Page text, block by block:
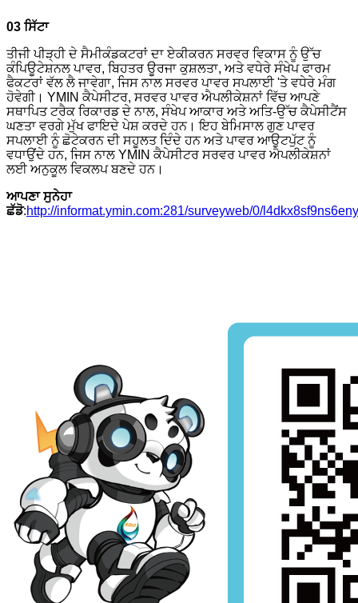
03 ਸਿੱਟਾ
ਤੀਜੀ ਪੀੜ੍ਹੀ ਦੇ ਸੈਮੀਕੰਡਕਟਰਾਂ ਦਾ ਏਕੀਕਰਨ ਸਰਵਰ ਵਿਕਾਸ ਨੂੰ ਉੱਚ
ਕੰਪਿਊਟੇਸ਼ਨਲ ਪਾਵਰ, ਬਿਹਤਰ ਊਰਜਾ ਕੁਸ਼ਲਤਾ, ਅਤੇ ਵਧੇਰੇ ਸੰਖੇਪ ਫਾਰਮ
ਫੈਕਟਰਾਂ ਵੱਲ ਲੈ ਜਾਵੇਗਾ, ਜਿਸ ਨਾਲ ਸਰਵਰ ਪਾਵਰ ਸਪਲਾਈ 'ਤੇ ਵਧੇਰੇ ਮੰਗ
ਹੋਵੇਗੀ। YMIN ਕੈਪੇਸੀਟਰ, ਸਰਵਰ ਪਾਵਰ ਐਪਲੀਕੇਸ਼ਨਾਂ ਵਿੱਚ ਆਪਣੇ
ਸਥਾਪਿਤ ਟਰੈਕ ਰਿਕਾਰਡ ਦੇ ਨਾਲ, ਸੰਖੇਪ ਆਕਾਰ ਅਤੇ ਅਤਿ-ਉੱਚ ਕੈਪੇਸੀਟੈਂਸ
ਘਣਤਾ ਵਰਗੇ ਮੁੱਖ ਫਾਇਦੇ ਪੇਸ਼ ਕਰਦੇ ਹਨ। ਇਹ ਬੇਮਿਸਾਲ ਗੁਣ ਪਾਵਰ
ਸਪਲਾਈ ਨੂੰ ਛੋਟੇਕਰਨ ਦੀ ਸਹੂਲਤ ਦਿੰਦੇ ਹਨ ਅਤੇ ਪਾਵਰ ਆਉਟਪੁੱਟ ਨੂੰ
ਵਧਾਉਂਦੇ ਹਨ, ਜਿਸ ਨਾਲ YMIN ਕੈਪੇਸੀਟਰ ਸਰਵਰ ਪਾਵਰ ਐਪਲੀਕੇਸ਼ਨਾਂ
ਲਈ ਅਨੁਕੂਲ ਵਿਕਲਪ ਬਣਦੇ ਹਨ।
ਆਪਣਾ ਸੁਨੇਹਾ
ਛੱਡੋ:http://informat.ymin.com:281/surveyweb/0/